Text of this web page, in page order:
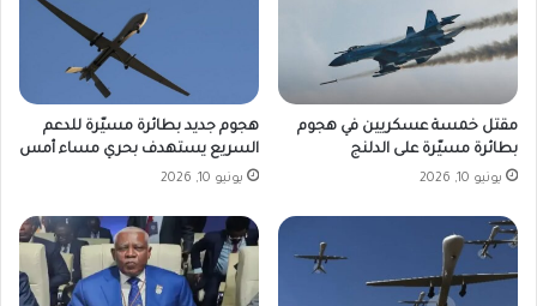
مقتل خمسة عسكريين في هجوم
بطائرة مسيّرة على الدلنج
يونيو 10, 2026
هجوم جديد بطائرة مسيّرة للدعم
السريع يستهدف بحري مساء أمس
يونيو 10, 2026